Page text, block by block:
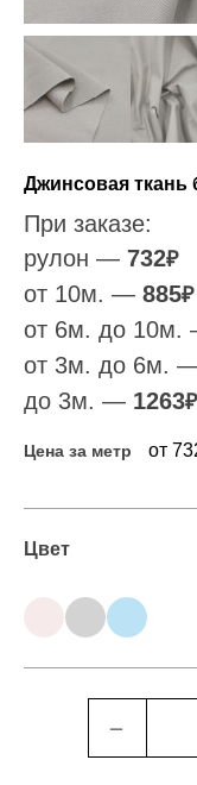
Джинсовая ткань
При заказе:
рулон — 732₽
от 10м. — 885₽
от 6м. до 10м.
от 3м. до 6м.
до 3м. — 1263₽
Цена за метр от
Цвет
﹣